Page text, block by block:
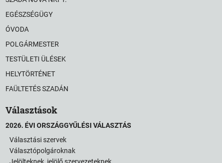
EGÉSZSÉGÜGY
ÓVODA
POLGÁRMESTER
TESTÜLETI ÜLÉSEK
HELYTÖRTÉNET
FAÜLTETÉS SZADÁN
Választások
2026. ÉVI ORSZÁGGYŰLÉSI VÁLASZTÁS
Választási szervek
Választópolgároknak